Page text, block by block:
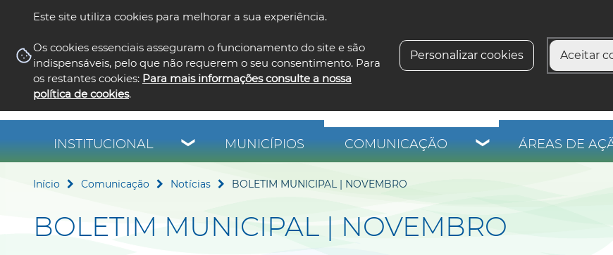
Este site utiliza cookies para melhorar a sua experiência.
Os cookies essenciais asseguram o funcionamento do site e são
indispensáveis, pelo que não requerem o seu consentimento. Para
os restantes cookies: Para mais informações consulte a nossa
política de cookies.
Personalizar cookies Aceitar
INSTITUCIONAL MUNICÍPIOS COMUNICAÇÃO ÁREAS DE
Início Comunicação Notícias BOLETIM MUNICIPAL | NOVEMBRO
BOLETIM MUNICIPAL | NOVEMBRO